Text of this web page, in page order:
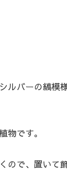
ルバーの縞模
物です。
ので、置いて